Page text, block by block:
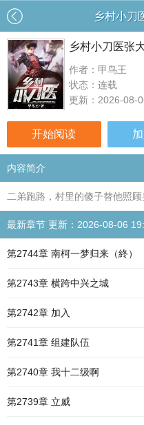
乡村小刀
乡村小刀医张
作者：甲鸟王
状态：连载
更新：2026-08-
开始阅读
内容简介
二弟跑路，村里的傻子替他照顾
最新章节 更新：2026-08-06
第2744章 南柯一梦归来（終）
第2743章 横跨中兴之城
第2742章 加入
第2741章 组建队伍
第2740章 我十二级啊
第2739章 立威